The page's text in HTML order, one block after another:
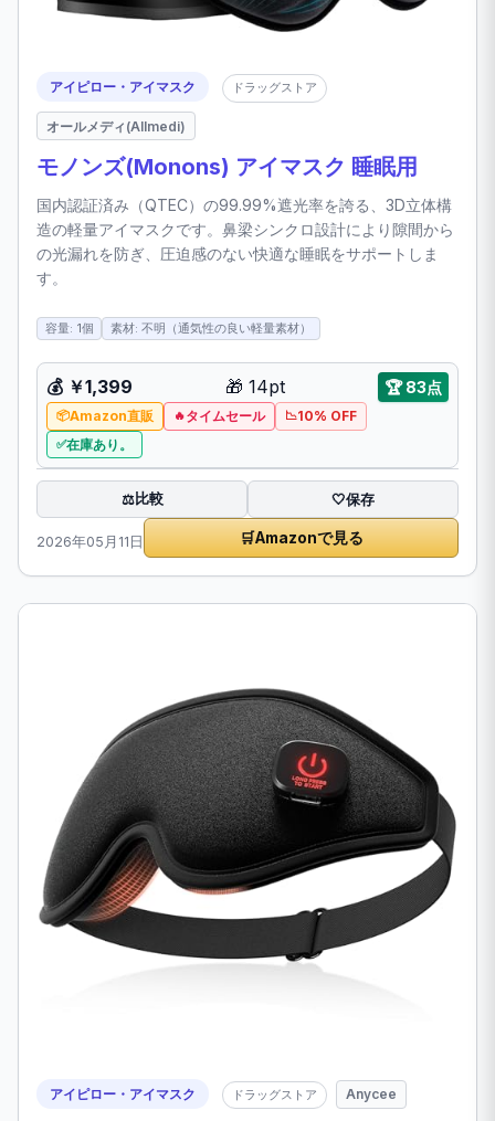
アイピロー・アイマスク ドラッグストア
オールメディ(Allmedi)
モノンズ(Monons) アイマスク 睡眠用
国内認証済み（QTEC）の99.99%遮光率を誇る、3D立体構
造の軽量アイマスクです。鼻梁シンクロ設計により隙間から
の光漏れを防ぎ、圧迫感のない快適な睡眠をサポートしま
す。
容量: 1個 素材: 不明（通気性の良い軽量素材）
💰 ￥1,399 🎁 14pt 🏆83点
Amazon直販 タイムセール
10% OFF
在庫あり。
⚖️比較 🤍保存
2026年05月11日 🛒Amazonで見る
アイピロー・アイマスク ドラッグストア Anycee